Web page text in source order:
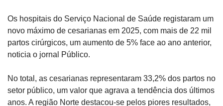
Os hospitais do Serviço Nacional de Saúde registaram um
novo máximo de cesarianas em 2025, com mais de 22 mil
partos cirúrgicos, um aumento de 5% face ao ano anterior,
noticia o jornal Público.
No total, as cesarianas representaram 33,2% dos partos no
setor público, um valor que agrava a tendência dos últimos
anos. A região Norte destacou-se pelos piores resultados,